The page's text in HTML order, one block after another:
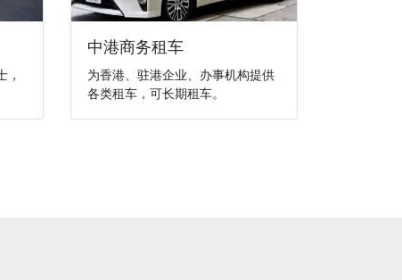
，
中港商务租车
为香港、驻港企业、办事机构提供
各类租车，可长期租车。